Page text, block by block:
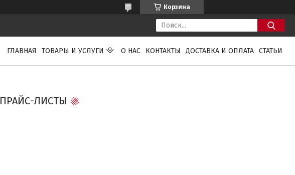
Корзина
ГЛАВНАЯ ТОВАРЫ И УСЛУГИ О НАС КОНТАКТЫ ДОСТАВКА И ОПЛАТА СТАТЬИ
ПРАЙС-ЛИСТЫ